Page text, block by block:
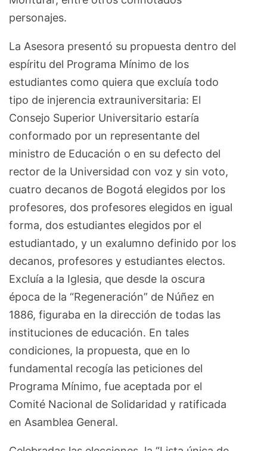
personajes.
La Asesora presentó su propuesta dentro del
espíritu del Programa Mínimo de los
estudiantes como quiera que excluía todo
tipo de injerencia extrauniversitaria: El
Consejo Superior Universitario estaría
conformado por un representante del
ministro de Educación o en su defecto del
rector de la Universidad con voz y sin voto,
cuatro decanos de Bogotá elegidos por los
profesores, dos profesores elegidos en igual
forma, dos estudiantes elegidos por el
estudiantado, y un exalumno definido por los
decanos, profesores y estudiantes electos.
Excluía a la Iglesia, que desde la oscura
época de la “Regeneración” de Núñez en
1886, figuraba en la dirección de todas las
instituciones de educación. En tales
condiciones, la propuesta, que en lo
fundamental recogía las peticiones del
Programa Mínimo, fue aceptada por el
Comité Nacional de Solidaridad y ratificada
en Asamblea General.